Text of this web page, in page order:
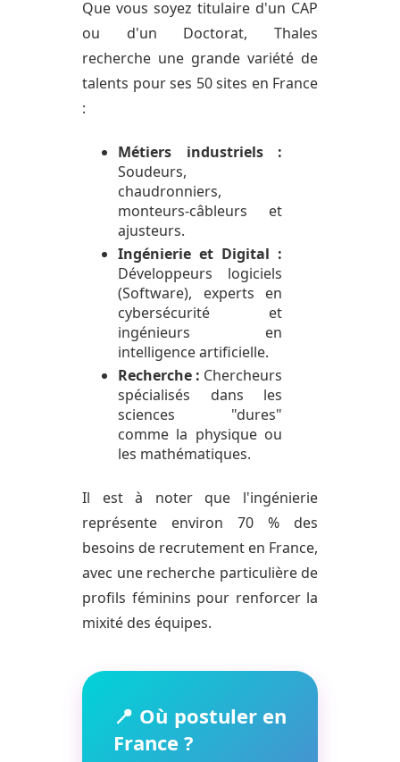
Que vous soyez titulaire d'un CAP
ou d'un Doctorat, Thales
recherche une grande variété de
talents pour ses 50 sites en France
:
Métiers industriels :
Soudeurs,
chaudronniers,
monteurs-câbleurs et
ajusteurs.
Ingénierie et Digital :
Développeurs logiciels
(Software), experts en
cybersécurité et
ingénieurs en
intelligence artificielle.
Recherche : Chercheurs
spécialisés dans les
sciences "dures"
comme la physique ou
les mathématiques.
Il est à noter que l'ingénierie
représente environ 70 % des
besoins de recrutement en France,
avec une recherche particulière de
profils féminins pour renforcer la
mixité des équipes.
📍 Où postuler en
France ?